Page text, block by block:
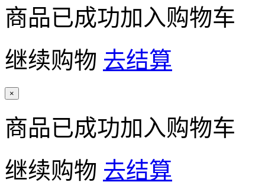
商品已成功加入购物车
继续购物 去结算
×
商品已成功加入购物车
继续购物 去结算